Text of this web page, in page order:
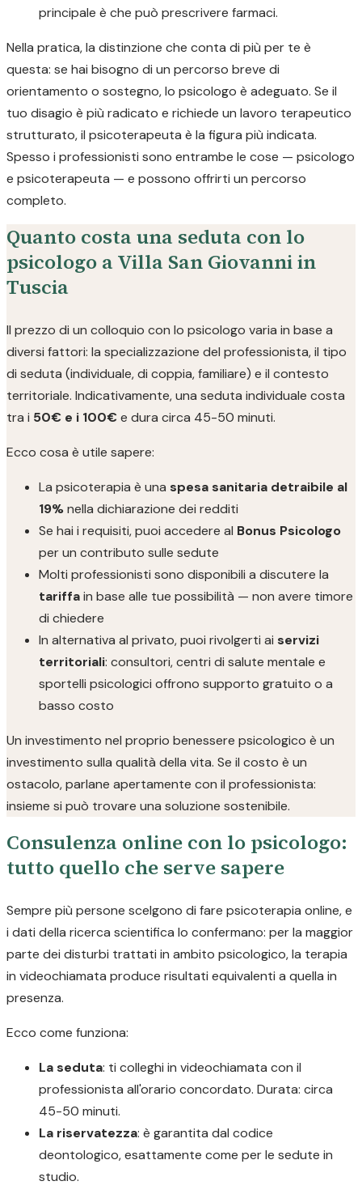
principale è che può prescrivere farmaci.
Nella pratica, la distinzione che conta di più per te è
questa: se hai bisogno di un percorso breve di
orientamento o sostegno, lo psicologo è adeguato. Se il
tuo disagio è più radicato e richiede un lavoro terapeutico
strutturato, il psicoterapeuta è la figura più indicata.
Spesso i professionisti sono entrambe le cose — psicologo
e psicoterapeuta — e possono offrirti un percorso
completo.
Quanto costa una seduta con lo
psicologo a Villa San Giovanni in
Tuscia
Il prezzo di un colloquio con lo psicologo varia in base a
diversi fattori: la specializzazione del professionista, il tipo
di seduta (individuale, di coppia, familiare) e il contesto
territoriale. Indicativamente, una seduta individuale costa
tra i 50€ e i 100€ e dura circa 45-50 minuti.
Ecco cosa è utile sapere:
La psicoterapia è una spesa sanitaria detraibile al
19%nella dichiarazione dei redditi
Se hai i requisiti, puoi accedere al Bonus Psicologo
per un contributo sulle sedute
Molti professionisti sono disponibili a discutere la
tariffain base alle tue possibilità — non avere timore
di chiedere
In alternativa al privato, puoi rivolgerti ai servizi
territoriali: consultori, centri di salute mentale e
sportelli psicologici offrono supporto gratuito o a
basso costo
Un investimento nel proprio benessere psicologico è un
investimento sulla qualità della vita. Se il costo è un
ostacolo, parlane apertamente con il professionista:
insieme si può trovare una soluzione sostenibile.
Consulenza online con lo psicologo:
tutto quello che serve sapere
Sempre più persone scelgono di fare psicoterapia online, e
i dati della ricerca scientifica lo confermano: per la maggior
parte dei disturbi trattati in ambito psicologico, la terapia
in videochiamata produce risultati equivalenti a quella in
presenza.
Ecco come funziona:
La seduta: ti colleghi in videochiamata con il
professionista all'orario concordato. Durata: circa
45-50 minuti.
La riservatezza: è garantita dal codice
deontologico, esattamente come per le sedute in
studio.